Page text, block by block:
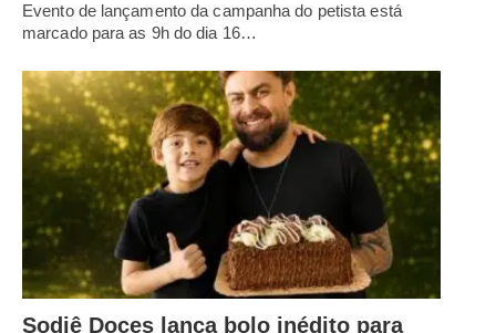
Evento de lançamento da campanha do petista está
marcado para as 9h do dia 16…
Sodiê Doces lança bolo inédito para